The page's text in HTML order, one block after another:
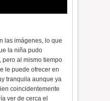
las imágenes, lo que
la niña pudo
pero al mismo tiempo
le puede ofrecer en
tranquila aunque ya
coincidentemente
ver de cerca el